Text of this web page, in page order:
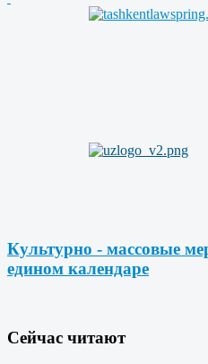
Культурно - массовые
едином календаре
Cейчас читают